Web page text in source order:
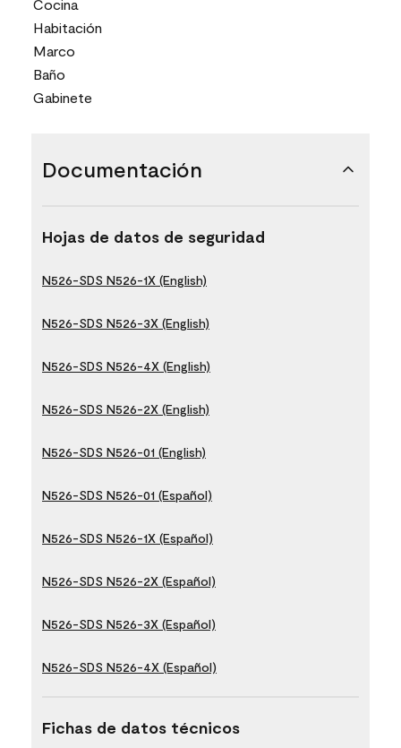
Cocina
Habitación
Marco
Baño
Gabinete
Documentación
Hojas de datos de seguridad
N526-SDS N526-1X (English)
N526-SDS N526-3X (English)
N526-SDS N526-4X (English)
N526-SDS N526-2X (English)
N526-SDS N526-01 (English)
N526-SDS N526-01 (Español)
N526-SDS N526-1X (Español)
N526-SDS N526-2X (Español)
N526-SDS N526-3X (Español)
N526-SDS N526-4X (Español)
Fichas de datos técnicos